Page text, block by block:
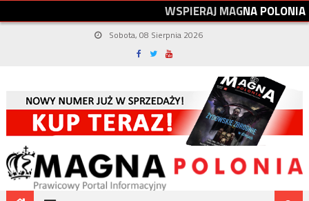
WSPIERAJMAGNAPOLONIA
Sobota, 08 Sierpnia 2026